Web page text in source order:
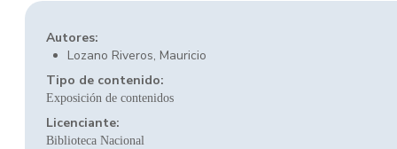
Autores:
Lozano Riveros, Mauricio
Tipo de contenido:
Exposición de contenidos
Licenciante:
Biblioteca Nacional